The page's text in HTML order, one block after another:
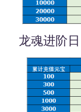
龙魂进阶日